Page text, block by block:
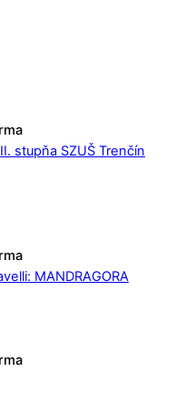
stupňa SZUŠ Trenčín
MANDRAGORA